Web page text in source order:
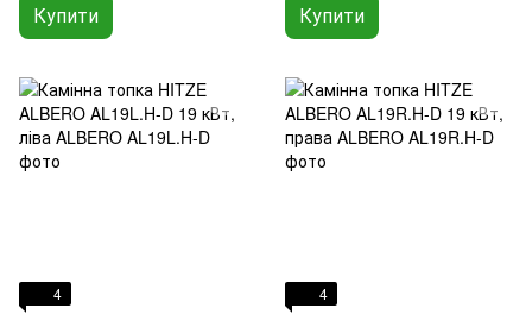
Купити Купити
4 4